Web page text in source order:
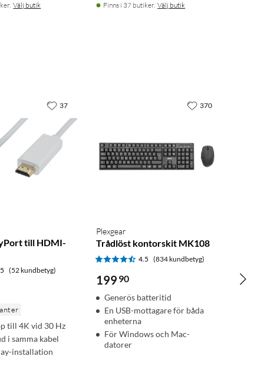
Välj butik
Finns i 37 butiker. Välj butik
till HDMI-
(52 kundbetyg)
till 4K vid 30 Hz
i samma kabel
installation
37
Plexgear
Trådlöst kontorskit MK108
4.5 (834 kundbetyg)
199 90
Generös batteritid
En USB-mottagare för båda
enheterna
För Windows och Mac-
datorer
370